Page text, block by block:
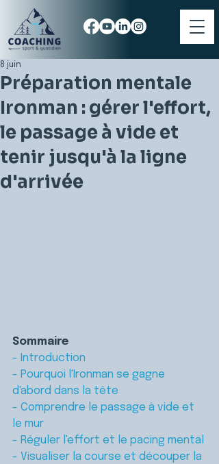
Préparation mentale
Ironman : gérer l'effort,
le passage à vide et
tenir jusqu'à la ligne
d'arrivée
8 juin
Sommaire
- Introduction
- Pourquoi l'Ironman se gagne
d'abord dans la tête
- Comprendre le passage à vide et
le mur
- Réguler l'effort et le pacing mental
- Visualiser la course et découper la